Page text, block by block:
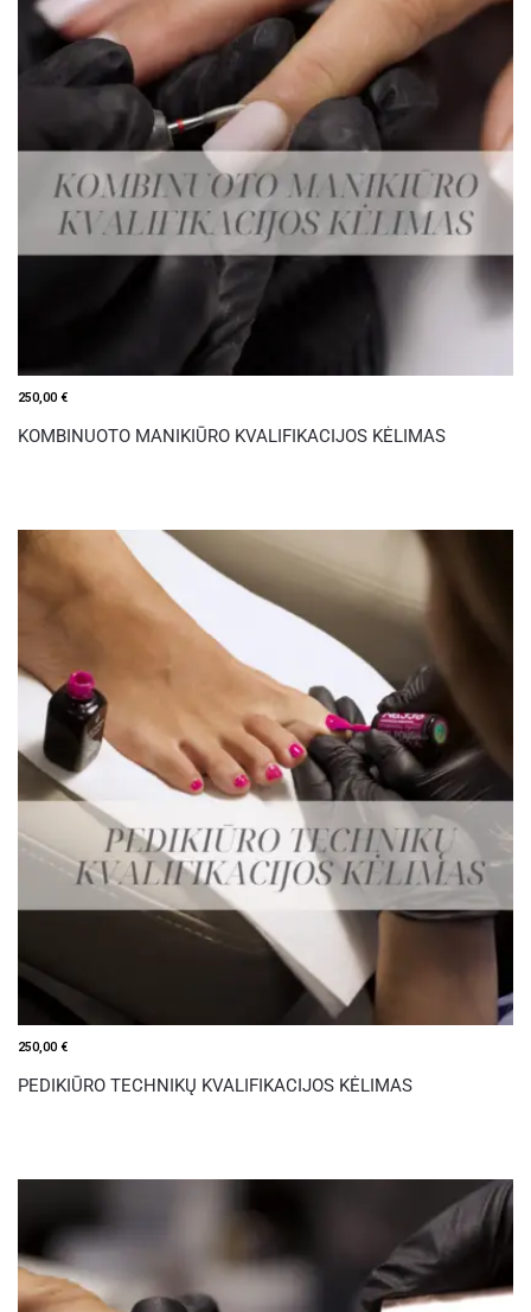
250,00 €
KOMBINUOTO MANIKIŪRO KVALIFIKACIJOS KĖLIMAS
250,00 €
PEDIKIŪRO TECHNIKŲ KVALIFIKACIJOS KĖLIMAS